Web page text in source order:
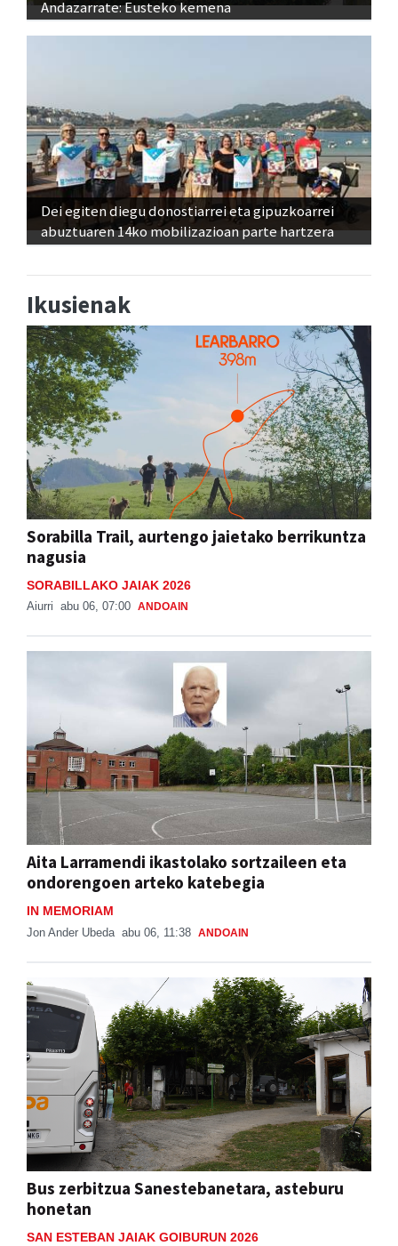
Andazarrate: Eusteko kemena
Dei egiten diegu donostiarrei eta gipuzkoarrei
abuztuaren 14ko mobilizazioan parte hartzera
Ikusienak
Sorabilla Trail, aurtengo jaietako berrikuntza
nagusia
SORABILLAKO JAIAK 2026
Aiurri abu 06, 07:00 ANDOAIN
Aita Larramendi ikastolako sortzaileen eta
ondorengoen arteko katebegia
IN MEMORIAM
Jon Ander Ubeda abu 06, 11:38 ANDOAIN
Bus zerbitzua Sanestebanetara, asteburu
honetan
SAN ESTEBAN JAIAK GOIBURUN 2026